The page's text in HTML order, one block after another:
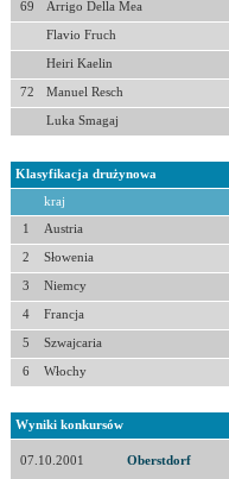
69 Arrigo Della Mea
Flavio Fruch
Heiri Kaelin
72 Manuel Resch
Luka Smagaj
Klasyfikacja drużynowa
kraj
1 Austria
2 Słowenia
3 Niemcy
4 Francja
5 Szwajcaria
6 Włochy
Wyniki konkursów
07.10.2001 Oberstdorf